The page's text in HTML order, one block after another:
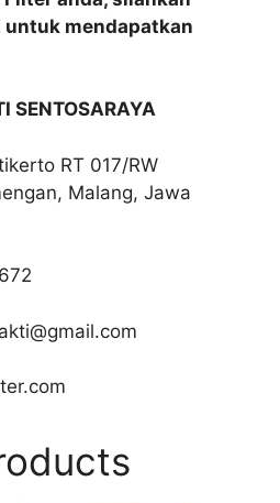
mendapatkan
SENTOSARAYA
RT 017/RW
Malang, Jawa